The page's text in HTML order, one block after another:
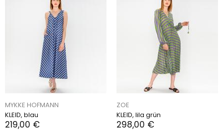
MYKKE HOFMANN
KLEID, blau
219,00 €
ZOE
KLEID, lila grün
298,00 €